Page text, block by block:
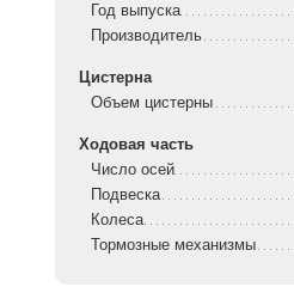
Год выпуска
Производитель
Цистерна
Объем цистерны
Ходовая часть
Число осей
Подвеска
Колеса
Тормозные механизмы